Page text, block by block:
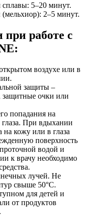
5–20 минут.
2–5 минут.
работе с
воздухе или в
защиты –
защитные очки или
попадания на
При вдыхании
на кожу или в глаза
поверхность
водой и
к врачу необходимо
лучей. Не
свыше 50°C.
для детей и
от продуктов